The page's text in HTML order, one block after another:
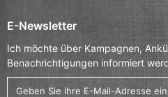
E-Newsletter
Ich möchte über Kampagnen,
Benachrichtigungen informiert